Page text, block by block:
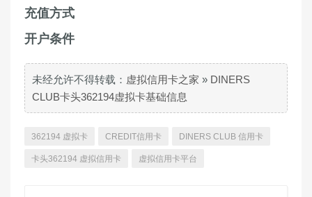
充值方式
开户条件
未经允许不得转载： 虚拟信用卡之家 » DINERS
CLUB卡头362194虚拟卡基础信息
362194 虚拟卡 CREDIT信用卡 DINERS CLUB 信用卡
卡头362194 虚拟信用卡 虚拟信用卡平台